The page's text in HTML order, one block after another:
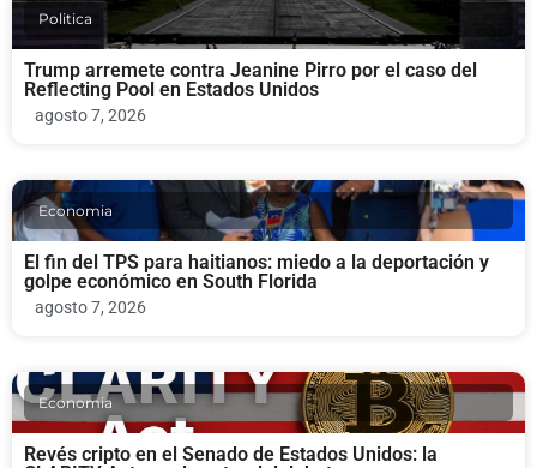
Politica
Trump arremete contra Jeanine Pirro por el caso del
Reflecting Pool en Estados Unidos
agosto 7, 2026
Economia
El fin del TPS para haitianos: miedo a la deportación y
golpe económico en South Florida
agosto 7, 2026
Economia
Revés cripto en el Senado de Estados Unidos: la